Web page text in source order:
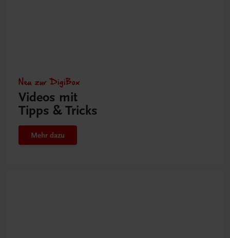
Neu zur DigiBox
Videos mit
Tipps & Tricks
Mehr dazu